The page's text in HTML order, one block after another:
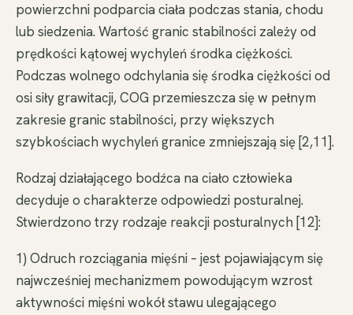
powierzchni podparcia ciała podczas stania, chodu
lub siedzenia. Wartość granic stabilności zależy od
prędkości kątowej wychyleń środka ciężkości.
Podczas wolnego odchylania się środka ciężkości od
osi siły grawitacji, COG przemieszcza się w pełnym
zakresie granic stabilności, przy większych
szybkościach wychyleń granice zmniejszają się [2,11].
Rodzaj działającego bodźca na ciało człowieka
decyduje o charakterze odpowiedzi posturalnej.
Stwierdzono trzy rodzaje reakcji posturalnych [12]:
1) Odruch rozciągania mięśni – jest pojawiającym się
najwcześniej mechanizmem powodującym wzrost
aktywności mięśni wokół stawu ulegającego